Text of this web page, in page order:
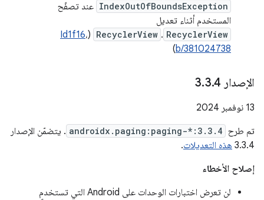
IndexOutOfBoundsException عند تصفّح
المستخدم أثناء تعديل
RecyclerView
.
RecyclerView
(
Id1f16،
b/381024738
)
الإصدار 3 .3.4
‫13 نوفمبر 2024
تم طرح androidx.paging:paging-*:3.3.4 . يتضمّن الإصدار
3.3.4 هذه التعديلات.
إصلاح الأخطاء
لن تعرض اختبارات الوحدات على Android التي تستخدم